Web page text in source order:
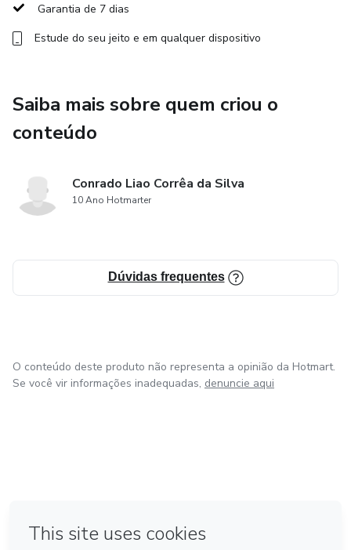
Garantia de 7 dias
Estude do seu jeito e em qualquer dispositivo
Saiba mais sobre quem criou o
conteúdo
Conrado Liao Corrêa da Silva
10 Ano Hotmarter
Dúvidas frequentes
O conteúdo deste produto não representa a opinião da Hotmart.
Se você vir informações inadequadas, denuncie aqui
Feito com ❤ na Cidade do México